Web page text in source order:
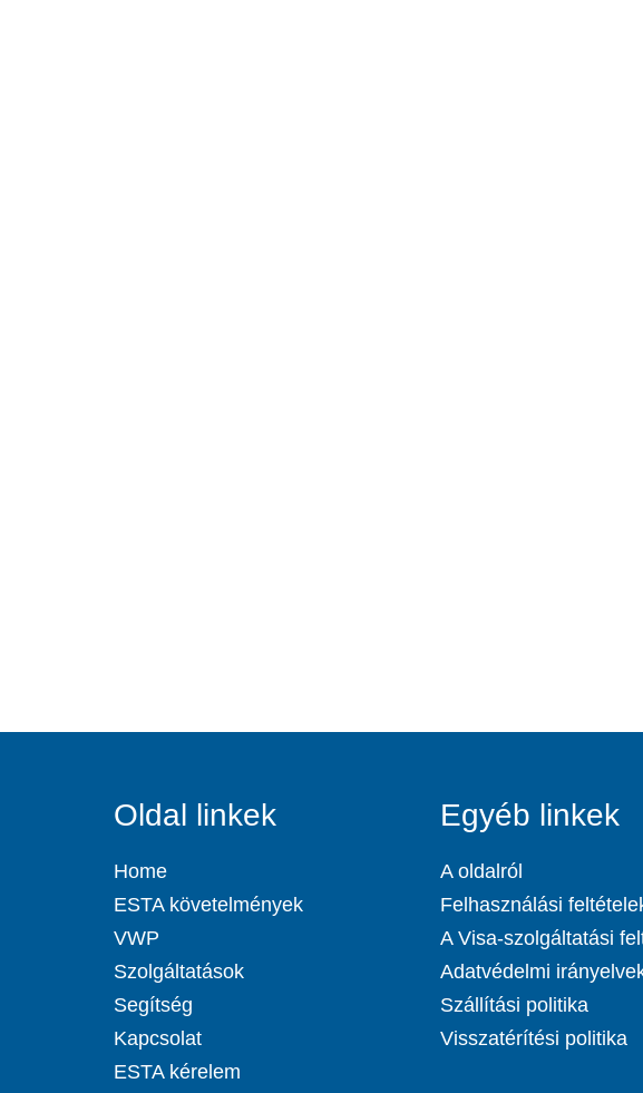
Oldal linkek
Home
ESTA követelmények
VWP
Szolgáltatások
Segítség
Kapcsolat
ESTA kérelem
Egyéb linkek
A oldalról
Felhasználási
A Visa-szolgáltatási
Adatvédelmi
Szállítási politika
Visszatérítési politika